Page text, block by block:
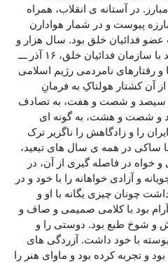
در آستانه ی انقلاب، همراه
پیوست و در شمار هوادارن
فدائیان خلق بود. سال هزار و
سیصد و شصت و سه ــ در پیوند با سازمان فدائیان خلق، ۱۶ آذر ـــ
رفتارهای نامردمی رژیم اسلامی
از آن کشتار هولناکِ به فرمانِ
سیصد و شصت و هفت، به تصادف
و شصت و هشت، به گونه ای
را و زادگاهش را ناگزیر ترک
ساکی در همه ی سال های تبعید،
خواه در فاصله گیری از آن، در
و آزادی خواهانه را با خود و در
چونان چیزی یگانه با او و
بود با کلامی صمیمی و صاف و
و شوخ طبع بود. دوستی را و
با خود داشت. آزردگی های
و تجربه کرده بود و ماوای هنر را